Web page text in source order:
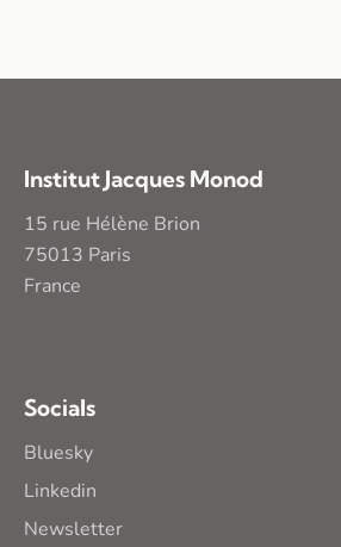
Institut Jacques Monod
15 rue Hélène Brion
75013 Paris
France
Socials
Bluesky
Linkedin
Newsletter